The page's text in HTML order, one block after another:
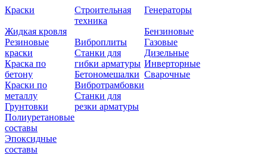
Краски
Жидкая кровля
Резиновые
краски
Краска по
бетону
Краски по
металлу
Грунтовки
Полиуретановые
составы
Эпоксидные
составы
Строительная
техника
Виброплиты
Станки для
гибки арматуры
Бетономешалки
Вибротрамбовки
Станки для
резки арматуры
Генераторы
Бензиновые
Газовые
Дизельные
Инверторные
Сварочные